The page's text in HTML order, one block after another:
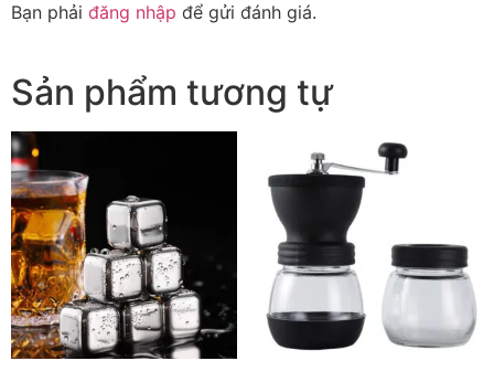
Bạn phải đăng nhập để gửi đánh giá.
Sản phẩm tương tự